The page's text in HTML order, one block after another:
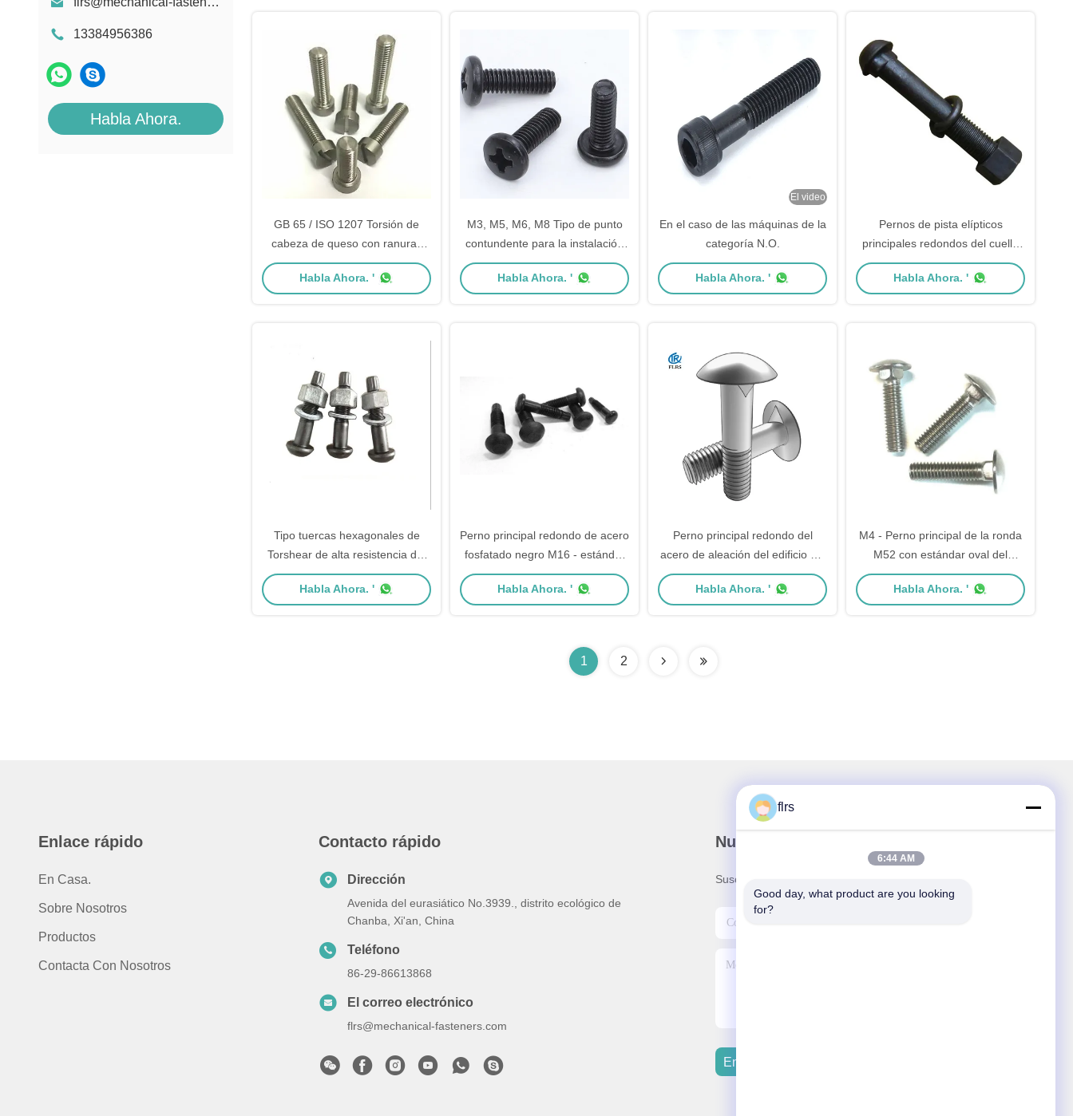
13384956386
Habla Ahora.
GB 65 / ISO 1207 Torsión de
cabeza de queso con ranuras
para hilo de mano derecha e
industrial
Habla Ahora. '
M3, M5, M6, M8 Tipo de punto
contundente para la instalación
de paneles solares
Habla Ahora. '
El video
En el caso de las máquinas de la
categoría N.O.
Habla Ahora. '
Pernos de pista elípticos
principales redondos del cuello
del estruendo 5903 - 1 del perno
de los pescados del carril ASME
Habla Ahora. '
Tipo tuercas hexagonales de
Torshear de alta resistencia del
perno y sistemas de la arandela
plana para las estructuras de
Habla Ahora. '
Perno principal redondo de acero
fosfatado negro M16 - estándar
del hex. de carbono de M30 JIS
Habla Ahora. '
Perno principal redondo del
acero de aleación del edificio del
metal del hilo de BSW
Habla Ahora. '
M4 - Perno principal de la ronda
M52 con estándar oval del
estruendo/de JIS/de las BS/del
ANSI del cuello
Habla Ahora. '
1 2
Enlace rápido
En Casa.
Sobre Nosotros
Productos
Contacta Con Nosotros
Contacto rápido
Dirección
Avenida del eurasiático No.3939., distrito ecológico de
Chanba, Xi'an, China
Teléfono
86-29-86613868
El correo electrónico
flrs@mechanical-fasteners.com
Nuestro boletín
Suscríbete a nuestro boletín para obtener descuentos y más.
Enviar Correo Electrónico
flrs
6:44 AM
Good day, what product are you looking
for?